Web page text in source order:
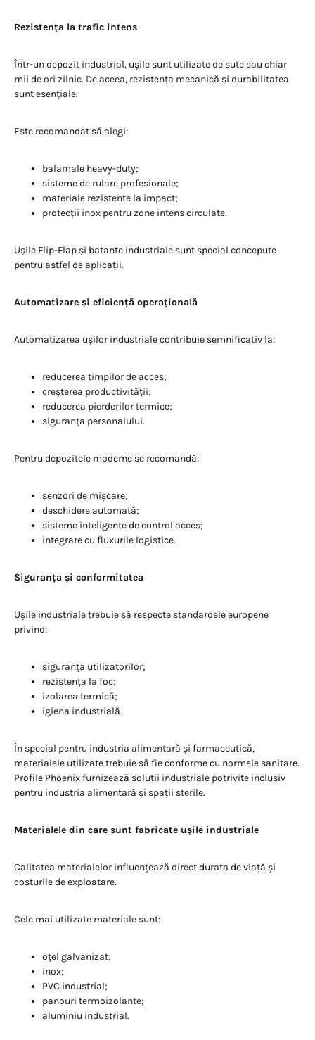
Rezistența la trafic intens
Într-un depozit industrial, ușile sunt utilizate de sute sau chiar
mii de ori zilnic. De aceea, rezistența mecanică și durabilitatea
sunt esențiale.
Este recomandat să alegi:
balamale heavy-duty;
sisteme de rulare profesionale;
materiale rezistente la impact;
protecții inox pentru zone intens circulate.
Ușile Flip-Flap și batante industriale sunt special concepute
pentru astfel de aplicații.
Automatizare și eficiență operațională
Automatizarea ușilor industriale contribuie semnificativ la:
reducerea timpilor de acces;
creșterea productivității;
reducerea pierderilor termice;
siguranța personalului.
Pentru depozitele moderne se recomandă:
senzori de mișcare;
deschidere automată;
sisteme inteligente de control acces;
integrare cu fluxurile logistice.
Siguranța și conformitatea
Ușile industriale trebuie să respecte standardele europene
privind:
siguranța utilizatorilor;
rezistența la foc;
izolarea termică;
igiena industrială.
În special pentru industria alimentară și farmaceutică,
materialele utilizate trebuie să fie conforme cu normele sanitare.
Profile Phoenix furnizează soluții industriale potrivite inclusiv
pentru industria alimentară și spații sterile.
Materialele din care sunt fabricate ușile industriale
Calitatea materialelor influențează direct durata de viață și
costurile de exploatare.
Cele mai utilizate materiale sunt:
oțel galvanizat;
inox;
PVC industrial;
panouri termoizolante;
aluminiu industrial.